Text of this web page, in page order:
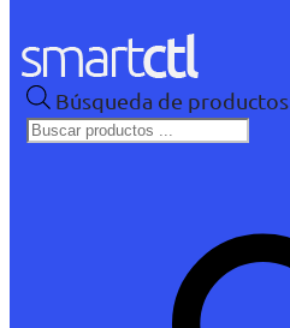
Búsqueda de productos